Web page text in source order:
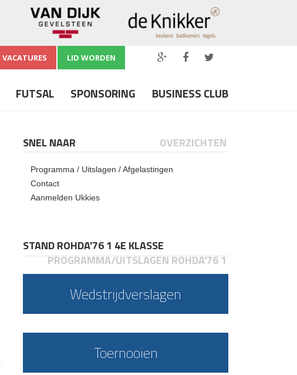
VACATURES LID WORDEN
FUTSAL SPONSORING BUSINESS CLUB
SNEL NAAR OVERZICHTEN
Programma / Uitslagen / Afgelastingen
Contact
Aanmelden Ukkies
STAND ROHDA'76 1 4E KLASSE
PROGRAMMA/UITSLAGEN ROHDA'76 1
Wedstrijdverslagen
Toernooien